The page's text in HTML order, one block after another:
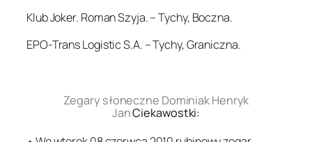
Klub Joker. Roman Szyja. – Tychy, Boczna.
EPO-Trans Logistic S.A. – Tychy, Graniczna.
Zegary słoneczne Dominiak Henryk
JanCiekawostki: